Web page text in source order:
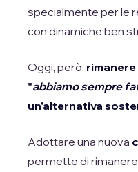
specialmente per le
con dinamiche ben
Oggi, però,
"abbiamo sempre
un'alternativa
Adottare una nuova
permette di